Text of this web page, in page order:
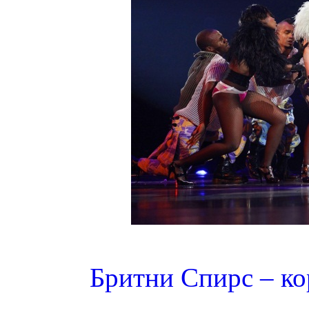
Бритни Спирс –